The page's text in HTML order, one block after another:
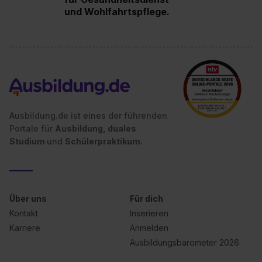
zur Übermittlung deiner Daten in die USA (Art. 49 Abs. 1
Wirkung für die Zukunft ganz oder teilweise über unsere
Datenschutzerklärung unter dem Punkt „Datenschutz-
Einstellungen“ widerrufen. Weitere Informationen zu den
einzelnen Cookies findest du durch Klick auf „Details
zeigen“. Weitere Informationen:Datenschutzerklärung
Impressum.
und Wohlfahrtspflege.
Ausbildung.de ist eines der führenden
Portale für Ausbildung, duales
Studium und Schülerpraktikum.
Über uns
Kontakt
Karriere
Für dich
Inserieren
Anmelden
Ausbildungsbarometer 2026